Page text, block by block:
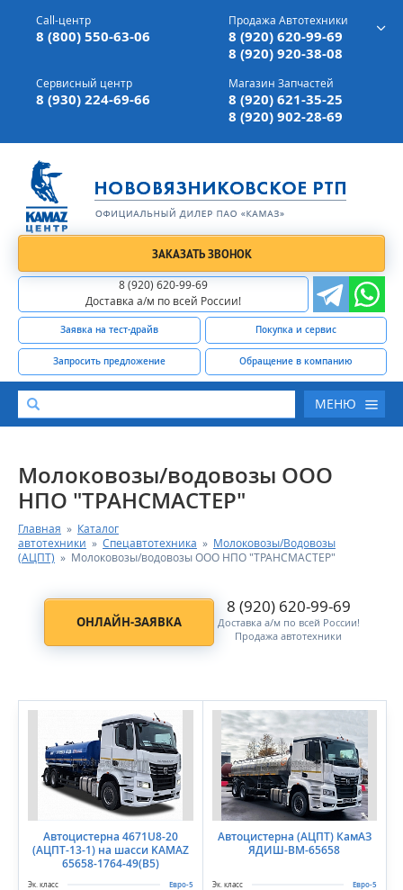
г. Вязники,ул. Механизаторов, д 90
Доставка а/м,по всей России
Call-центр
8 (800) 550-63-06
Продажа Автотехники
8 (920) 620-99-69
8 (920) 920-38-08
Сервисный центр
8 (930) 224-69-66
Магазин Запчастей
8 (920) 621-35-25
8 (920) 902-28-69
ЗАКАЗАТЬ ЗВОНОК
8 (920) 620-99-69
Доставка а/м по всей России!
Заявка на тест-драйв Покупка и сервис
Запросить предложение Обращение в компанию
МЕНЮ
КАТАЛОГ АВТОТЕХНИКИ
СЕРВИС И ГАРАНТИЙНЫЕ ОБЯЗАТЕЛЬСТВА
ЗАПАСНЫЕ ЧАСТИ
РЕМОНТ ДВИГАТЕЛЕЙ КАМАЗ
ФИНАНСОВЫЙ СЕРВИС
ФОТОГАЛЕРЕЯ
КОНТАКТНАЯ ИНФОРМАЦИЯ
Молоковозы/водовозы ООО
НПО "ТРАНСМАСТЕР"
Главная » Каталог
автотехники » Спецавтотехника » Молоковозы/Водовозы
(АЦПТ) » Молоковозы/водовозы ООО НПО "ТРАНСМАСТЕР"
ОНЛАЙН-ЗАЯВКА
8 (920) 620-99-69
Доставка а/м по всей России!
Продажа автотехники
Автоцистерна 4671U8-20
(АЦПТ-13-1) на шасси KAMAZ
65658-1764-49(В5)
Евро-5
Автоцистерна (АЦПТ) КамАЗ
ЯДИШ-ВМ-65658
Евро-5